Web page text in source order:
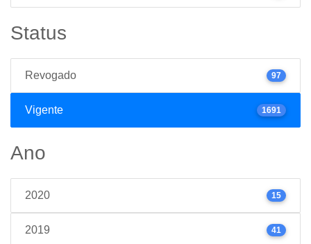
Status
Revogado 97
Vigente 1691
Ano
2020 15
2019 41